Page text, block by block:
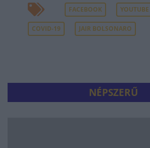
FACEBOOK YOUTUBE
COVID-19 JAIR BOLSONARO
NÉPSZERŰ